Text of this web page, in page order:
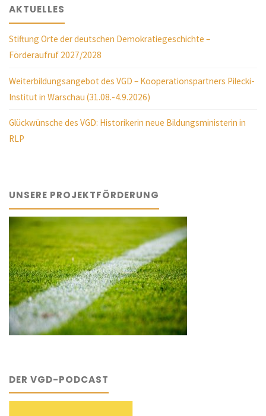
AKTUELLES
Stiftung Orte der deutschen Demokratiegeschichte –
Förderaufruf 2027/2028
Weiterbildungsangebot des VGD – Kooperationspartners Pilecki-
Institut in Warschau (31.08.-4.9.2026)
Glückwünsche des VGD: Historikerin neue Bildungsministerin in
RLP
UNSERE PROJEKTFÖRDERUNG
DER VGD-PODCAST